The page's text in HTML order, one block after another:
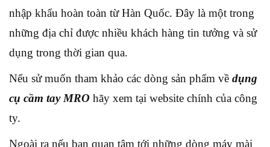
nhập khẩu hoàn toàn từ Hàn Quốc. Đây là một trong
những địa chỉ được nhiều khách hàng tin tưởng và sử
dụng trong thời gian qua.
Nếu sử muốn tham khảo các dòng sản phẩm về dụng
cụ cầm tay MRO hãy xem tại website chính của công
ty.
Ngoài ra nếu bạn quan tâm tới những dòng máy mài